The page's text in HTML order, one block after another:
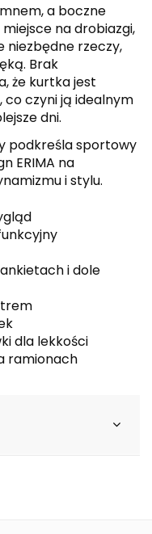
a boczne
na drobiazgi,
niezbędne rzeczy,
Brak
że kurtka jest
czyni ją idealnym
dni.
podkreśla sportowy
ERIMA na
i stylu.
i dole
dla lekkości
ramionach